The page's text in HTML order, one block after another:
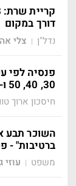
דורך במקום
נדל"ן | צלי
30, 40, 50 ו-60
חיסכון ארוך
השוכר תבע
ברטיבות" -
משפט |